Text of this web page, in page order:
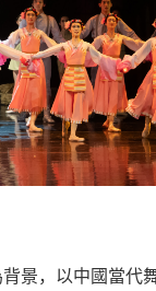
景，以中國當代